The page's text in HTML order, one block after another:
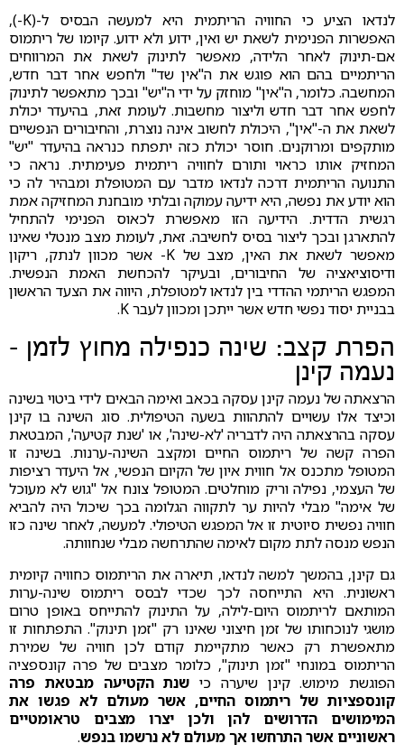
לנדאו הציע כי החוויה הריתמית היא למעשה הבסיס ל-(K-),
האפשרות הפנימית לשאת יש ואין, ידוע ולא ידוע. קיומו של ריתמוס
אם-תינוק לאחר הלידה, מאפשר לתינוק לשאת את המרווחים
הריתמיים בהם הוא פוגש את ה"אין שד" ולחפש אחר דבר חדש,
המחשבה. כלומר, ה"אין" מוחזק על ידי ה"יש" ובכך מתאפשר לתינוק
לחפש אחר דבר חדש וליצור מחשבות. לעומת זאת, בהיעדר יכולת
לשאת את ה-"אין", היכולת לחשוב אינה נוצרת, והחיבורים הנפשיים
מותקפים ומרוקנים. חוסר יכולת כזה יתפתח כנראה בהיעדר "יש"
המחזיק אותו כראוי ותורם לחוויה ריתמית פעימתית. נראה כי
התנועה הריתמית דרכה לנדאו מדבר עם המטופלת ומבהיר לה כי
הוא יודע את נפשה, היא ידיעה עמוקה ובלתי מובחנת המחזיקה אמת
רגשית הדדית. הידיעה הזו מאפשרת לכאוס הפנימי להתחיל
להתארגן ובכך ליצור בסיס לחשיבה. זאת, לעומת מצב מנטלי שאינו
מאפשר לשאת את האין, מצב של K- אשר מכוון לנתק, ריקון
ודיסוציאציה של החיבורים, ובעיקר להכחשת האמת הנפשית.
המפגש הריתמי ההדדי בין לנדאו למטופלת, היווה את הצעד הראשון
בבניית יסוד נפשי חדש אשר ייתכן ומכוון לעבר K.
הפרת קצב: שינה כנפילה מחוץ לזמן -
נעמה קינן
הרצאתה של נעמה קינן עסקה בכאב ואימה הבאים לידי ביטוי בשינה
וכיצד אלו עשויים להתהוות בשעה הטיפולית. סוג השינה בו קינן
עסקה בהרצאתה היה לדבריה 'לא-שינה', או 'שנת קטיעה', המבטאת
הפרה קשה של ריתמוס החיים ומקצב השינה-ערנות. בשינה זו
המטופל מתכנס אל חווית איון של הקיום הנפשי, אל היעדר רציפות
של העצמי, נפילה וריק מוחלטים. המטופל צונח אל "גוש לא מעוכל
של אימה" מבלי להיות ער לתקווה הגלומה בכך שיכול היה להביא
חוויה נפשית סיוטית זו אל המפגש הטיפולי. למעשה, לאחר שינה כזו
הנפש מנסה לתת מקום לאימה שהתרחשה מבלי שנחוותה.
גם קינן, בהמשך למשה לנדאו, תיארה את הריתמוס כחוויה קיומית
ראשונית. היא התייחסה לכך שכדי לבסס ריתמוס שינה-ערות
המותאם לריתמוס היום-לילה, על התינוק להתייחס באופן טרום
מושגי לנוכחותו של זמן חיצוני שאינו רק "זמן תינוק". התפתחות זו
מתאפשרת רק כאשר מתקיימת קודם לכן חוויה של שמירת
הריתמוס במונחי "זמן תינוק", כלומר מצבים של פרה קונספציה
הפוגשת מימוש. קינן שיערה כי שנת הקטיעה מבטאת פרה
קונספציות של ריתמוס החיים, אשר מעולם לא פגשו את
המימושים הדרושים להן ולכן יצרו מצבים טראומטיים
ראשוניים אשר התרחשו אך מעולם לא נרשמו בנפש.